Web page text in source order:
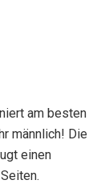
am besten
männlich! Die
einen